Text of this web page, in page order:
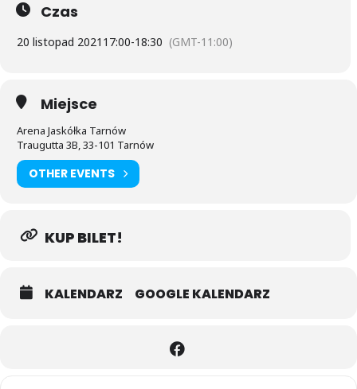
Czas
20 listopad 2021 17:00-18:30 (GMT-11:00)
Miejsce
Arena Jaskółka Tarnów
Traugutta 3B, 33-101 Tarnów
OTHER EVENTS
KUP BILET!
KALENDARZ GOOGLE KALENDARZ